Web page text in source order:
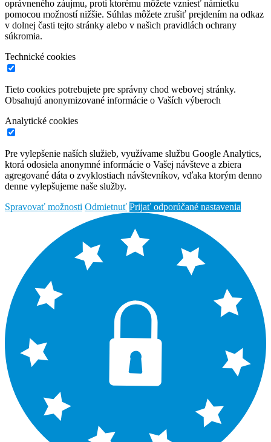
oprávneného záujmu, proti ktorému môžete vzniesť námietku
pomocou možností nižšie. Súhlas môžete zrušiť prejdením na odkaz
v dolnej časti tejto stránky alebo v našich pravidlách ochrany
súkromia.
Technické cookies
Tieto cookies potrebujete pre správny chod webovej stránky.
Obsahujú anonymizované informácie o Vaších výberoch
Analytické cookies
Pre vylepšenie naších služieb, využívame službu Google Analytics,
ktorá odosiela anonymné informácie o Vašej návšteve a zbiera
agregované dáta o zvyklostiach návštevníkov, vďaka ktorým denno
denne vylepšujeme naše služby.
Spravovať možnosti Odmietnuť Prijať odporúčané nastavenia